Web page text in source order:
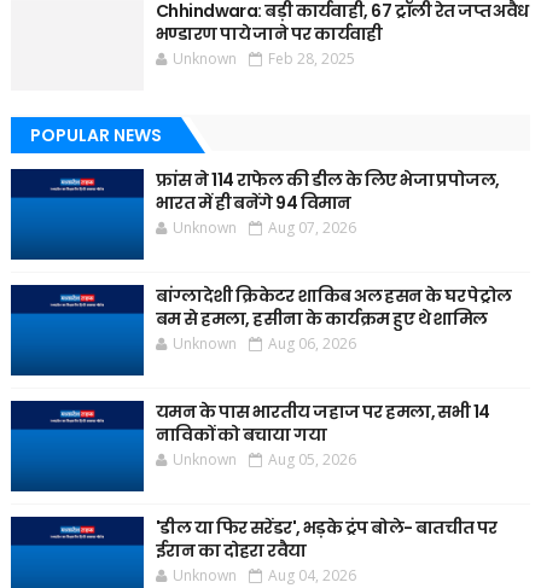
Chhindwara: बड़ी कार्यवाही, 67 ट्रॉली रेत जप्त अवैध
भण्डारण पाये जाने पर कार्यवाही
Unknown Feb 28, 2025
POPULAR NEWS
फ्रांस ने 114 राफेल की डील के लिए भेजा प्रपोजल,
भारत में ही बनेंगे 94 विमान
Unknown Aug 07, 2026
बांग्लादेशी क्रिकेटर शाकिब अल हसन के घर पेट्रोल
बम से हमला, हसीना के कार्यक्रम हुए थे शामिल
Unknown Aug 06, 2026
यमन के पास भारतीय जहाज पर हमला, सभी 14
नाविकों को बचाया गया
Unknown Aug 05, 2026
'डील या फिर सरेंडर', भड़के ट्रंप बोले- बातचीत पर
ईरान का दोहरा रवैया
Unknown Aug 04, 2026